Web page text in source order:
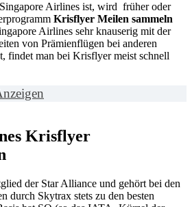
Airlines ist, wird früher oder
Krisflyer Meilen sammeln
Airlines sehr knauserig mit der
von Prämienflügen bei anderen
findet man bei Krisflyer meist schnell
Krisflyer
der Star Alliance und gehört bei den
durch Skytrax stets zu den besten